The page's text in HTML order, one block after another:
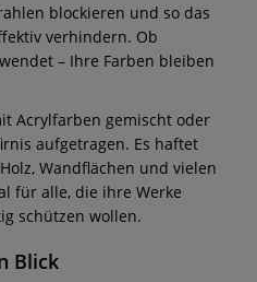
blockieren und so das
verhindern. Ob
– Ihre Farben bleiben
Acrylfarben gemischt oder
aufgetragen. Es haftet
Wandflächen und vielen
für alle, die ihre Werke
schützen wollen.
Blick